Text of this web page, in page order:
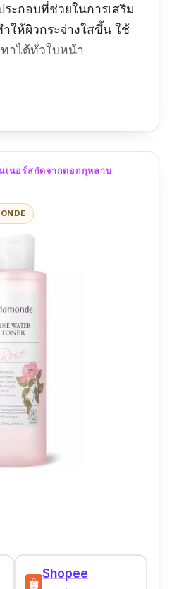
ะกอบที่ช่วยในการเสริม
ให้ผิวกระจ่างใสขึ้น ใช้
าได้ทั่วใบหน้า
เนอร์สกัดจากดอกกุหลาบ
Shopee